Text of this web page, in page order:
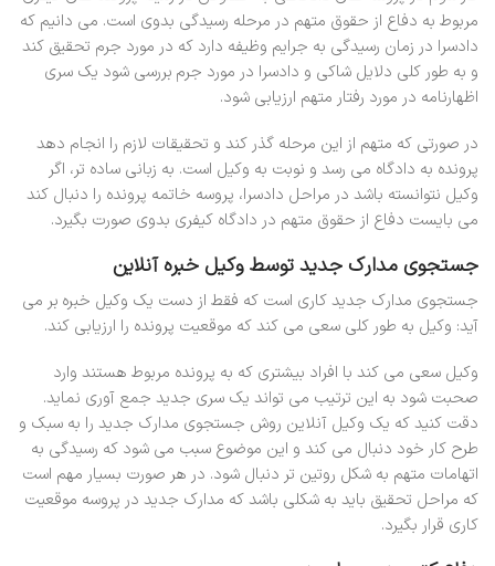
مربوط به دفاع از حقوق متهم در مرحله رسیدگی بدوی است. می دانیم که
دادسرا در زمان رسیدگی به جرایم وظیفه دارد که در مورد جرم تحقیق کند
و به طور کلی دلایل شاکی و دادسرا در مورد جرم بررسی شود یک سری
اظهارنامه در مورد رفتار متهم ارزیابی شود.
در صورتی که متهم از این مرحله گذر کند و تحقیقات لازم را انجام دهد
پرونده به دادگاه می رسد و نوبت به وکیل است. به زبانی ساده تر، اگر
وکیل نتوانسته باشد در مراحل دادسرا، پروسه خاتمه پرونده را دنبال کند
می بایست دفاع از حقوق متهم در دادگاه کیفری بدوی صورت بگیرد.
جستجوی مدارک جدید توسط وکیل خبره آنلاین
جستجوی مدارک جدید کاری است که فقط از دست یک وکیل خبره بر می
آید: وکیل به طور کلی سعی می کند که موقعیت پرونده را ارزیابی کند.
وکیل سعی می کند با افراد بیشتری که به پرونده مربوط هستند وارد
صحبت شود به این ترتیب می تواند یک سری جدید جمع آوری نماید.
دقت کنید که یک وکیل آنلاین روش جستجوی مدارک جدید را به سبک و
طرح کار خود دنبال می کند و این موضوع سبب می شود که رسیدگی به
اتهامات متهم به شکل روتین تر دنبال شود. در هر صورت بسیار مهم است
که مراحل تحقیق باید به شکلی باشد که مدارک جدید در پروسه موقعیت
کاری قرار بگیرد.